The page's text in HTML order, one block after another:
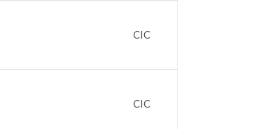
CIC
CIC